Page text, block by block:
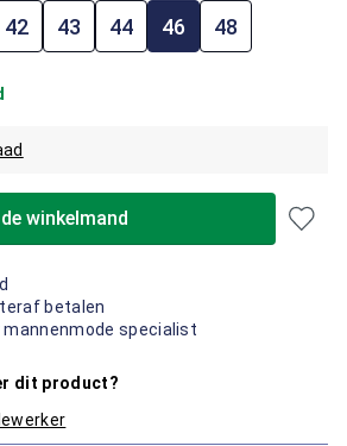
42 43 44 46 48
winkelmand
betalen
mannenmode specialist
dit product?